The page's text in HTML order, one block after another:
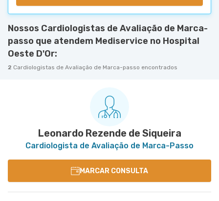
Nossos Cardiologistas de Avaliação de Marca-
passo que atendem Mediservice no Hospital
Oeste D'Or:
2 Cardiologistas de Avaliação de Marca-passo encontrados
Leonardo Rezende de Siqueira
Cardiologista de Avaliação de Marca-Passo
MARCAR CONSULTA